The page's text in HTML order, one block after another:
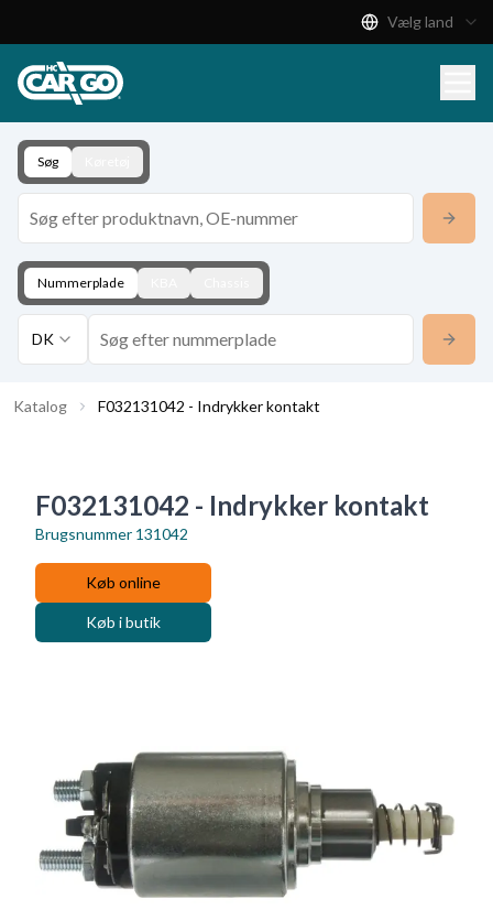
Download
Kontakt
Vælg land
Søg
Nummerplade
DK
Katalog F032131042 - Indrykker kontakt
F032131042 - Indrykker kontakt
Brugsnummer 131042
Køb online
Køb i butik